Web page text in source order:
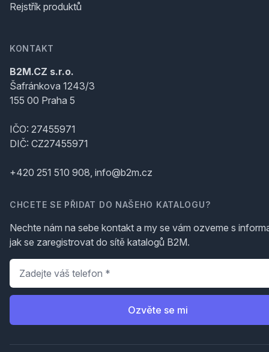
Rejstřík produktů
KONTAKT
B2M.CZ s.r.o.
Šafránkova 1243/3
155 00 Praha 5
IČO: 27455971
DIČ: CZ27455971
+420 251 510 908, info@b2m.cz
CHCETE SE PŘIDAT DO NAŠEHO KATALOGU?
Nechte nám na sebe kontakt a my se vám ozveme s
jak se zaregistrovat do sítě katalogů B2M.
Telefon
Ozvěte se mi